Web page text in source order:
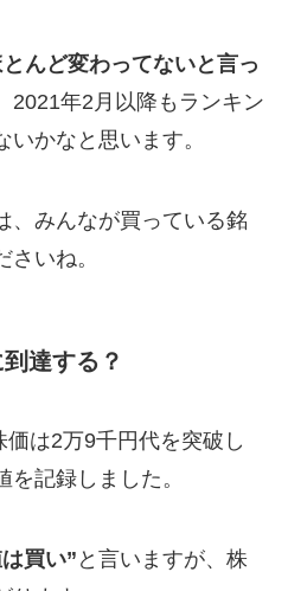
んど変わってないと言っ
2021年2月以降もランキン
かなと思います。
、みんなが買っている銘
いね。
達する？
は2万9千円代を突破し
記録しました。
買い”と言いますが、株